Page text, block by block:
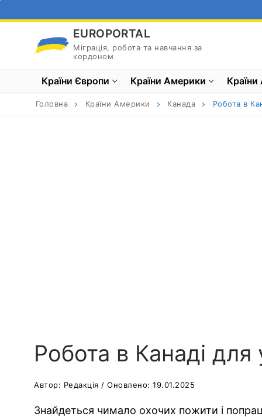
до
EUROPORTAL
Міграція, робота та навчання за
кордоном
Країни Європи Країни Америки Країни
Головна Країни Америки Канада Робота в
Робота в Канаді для
Автор: Редакція / Оновлено: 19.01.2025
Знайдеться чимало охочих пожити і